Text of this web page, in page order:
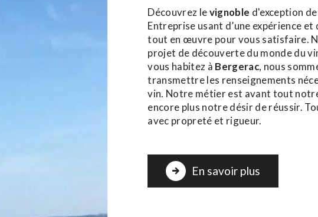
Découvrez levignoble d'exception de
Entreprise usant d’une expérience
tout en œuvre pour vous satisfaire.
projet de découverte du monde du
vous habitez à Bergerac, nous
transmettre les renseignements
vin. Notre métier est avant tout
encore plus notre désir de réussir.
avec propreté et rigueur.
En savoir plus